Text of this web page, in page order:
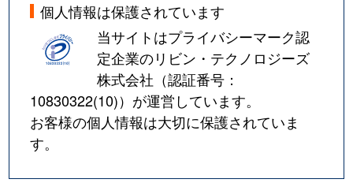
個人情報は保護されています
当サイトはプライバシーマーク認
定企業のリビン・テクノロジーズ
株式会社（認証番号：
10830322(10)）が運営しています。
お客様の個人情報は大切に保護されていま
す。